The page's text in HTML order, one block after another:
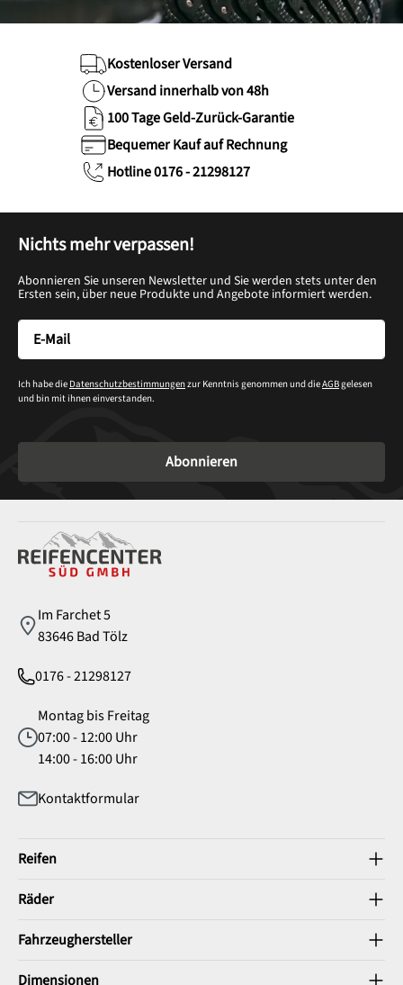
Kostenloser Versand
Versand innerhalb von 48h
100 Tage Geld-Zurück-Garantie
Bequemer Kauf auf Rechnung
Hotline 0176 - 21298127
Nichts mehr verpassen!
Abonnieren Sie unseren Newsletter und Sie werden stets unter den
Ersten sein, über neue Produkte und Angebote informiert werden.
Ich habe die Datenschutzbestimmungenzur Kenntnis genommen und dieAGBgelesen
und bin mit ihnen einverstanden.
Abonnieren
Im Farchet 5
83646 Bad Tölz
0176 - 21298127
Montag bis Freitag
07:00 - 12:00 Uhr
14:00 - 16:00 Uhr
Kontaktformular
Reifen
Räder
Fahrzeughersteller
Dimensionen